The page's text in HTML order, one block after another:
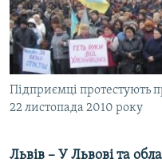
ФОТО
СПЕЦПРОЄКТИ
ПОДКАСТИ
КРИМ РЕАЛІЇ
УКР
Підприємці протестують
22 листопада 2010 року
Львів – У Львові та